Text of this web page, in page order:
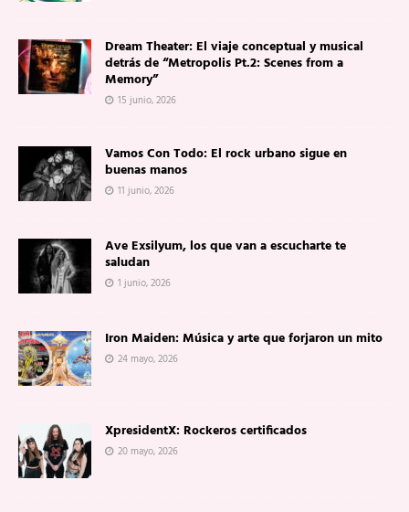
Dream Theater: El viaje conceptual y musical
detrás de “Metropolis Pt.2: Scenes from a
Memory”
15 junio, 2026
Vamos Con Todo: El rock urbano sigue en
buenas manos
11 junio, 2026
Ave Exsilyum, los que van a escucharte te
saludan
1 junio, 2026
Iron Maiden: Música y arte que forjaron un mito
24 mayo, 2026
XpresidentX: Rockeros certificados
20 mayo, 2026